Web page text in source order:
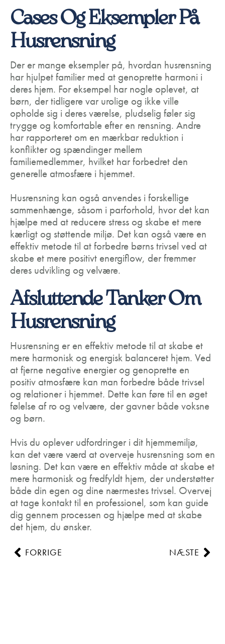
Cases Og Eksempler På
Husrensning
Der er mange eksempler på, hvordan husrensning
har hjulpet familier med at genoprette harmoni i
deres hjem. For eksempel har nogle oplevet, at
børn, der tidligere var urolige og ikke ville
opholde sig i deres værelse, pludselig føler sig
trygge og komfortable efter en rensning. Andre
har rapporteret om en mærkbar reduktion i
konflikter og spændinger mellem
familiemedlemmer, hvilket har forbedret den
generelle atmosfære i hjemmet.
Husrensning kan også anvendes i forskellige
sammenhænge, såsom i parforhold, hvor det kan
hjælpe med at reducere stress og skabe et mere
kærligt og støttende miljø. Det kan også være en
effektiv metode til at forbedre børns trivsel ved at
skabe et mere positivt energiflow, der fremmer
deres udvikling og velvære.
Afsluttende Tanker Om
Husrensning
Husrensning er en effektiv metode til at skabe et
mere harmonisk og energisk balanceret hjem. Ved
at fjerne negative energier og genoprette en
positiv atmosfære kan man forbedre både trivsel
og relationer i hjemmet. Dette kan føre til en øget
følelse af ro og velvære, der gavner både voksne
og børn.
Hvis du oplever udfordringer i dit hjemmemiljø,
kan det være værd at overveje husrensning som en
løsning. Det kan være en effektiv måde at skabe et
mere harmonisk og fredfyldt hjem, der understøtter
både din egen og dine nærmestes trivsel. Overvej
at tage kontakt til en professionel, som kan guide
dig gennem processen og hjælpe med at skabe
det hjem, du ønsker.
FORRIGE NÆSTE